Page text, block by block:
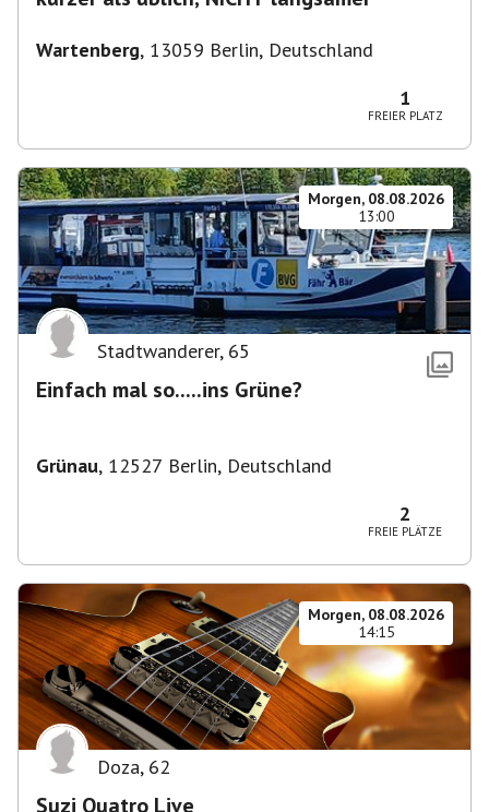
Wartenberg, 13059 Berlin, Deutschland
1
FREIER PLATZ
Morgen, 08.08.2026
13:00
Stadtwanderer, 65
Einfach mal so.....ins Grüne?
Grünau, 12527 Berlin, Deutschland
2
FREIE PLÄTZE
Morgen, 08.08.2026
14:15
Doza, 62
Suzi Quatro Live